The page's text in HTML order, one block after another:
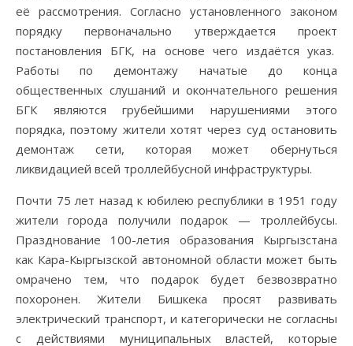
её рассмотрения. Согласно установленного законом
порядку первоначально утверждается проект
постановления БГК, на основе чего издаётся указ.
Работы по демонтажу начатые до конца
общественных слушаний и окончательного решения
БГК являются грубейшими нарушениями этого
порядка, поэтому жители хотят через суд остановить
демонтаж сети, которая может обернуться
ликвидацией всей троллейбусной инфраструктуры.
Почти 75 лет назад к юбилею республики в 1951 году
жители города получили подарок — троллейбусы.
Празднование 100-летия образования Кыргызстана
как Кара-Кыргызской автономной области может быть
омрачено тем, что подарок будет безвозвратно
похоронен. Жители Бишкека просят развивать
электрический транспорт, и категорически не согласны
с действиями муниципальных властей, которые